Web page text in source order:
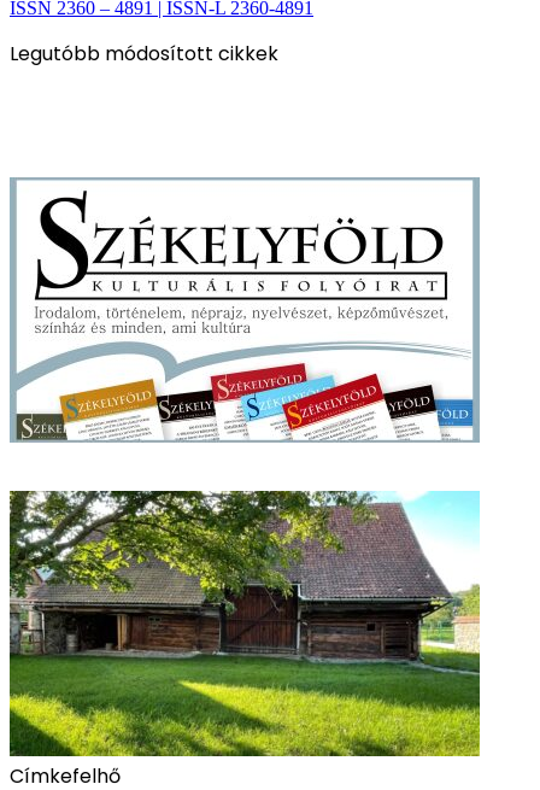
ISSN 2360 – 4891 | ISSN-L 2360-4891
Legutóbb módosított cikkek
Címkefelhő